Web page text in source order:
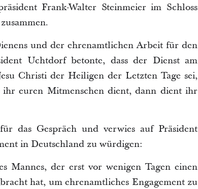
Frank-Walter Steinmeier im Schloss
und der ehrenamtlichen Arbeit für den
Uchtdorf betonte, dass der Dienst am
Christi der Heiligen der Letzten Tage sei,
euren Mitmenschen dient, dann dient ihr
das Gespräch und verwies auf Präsident
in Deutschland zu würdigen:
Mannes, der erst vor wenigen Tagen einen
hat, um ehrenamtliches Engagement zu